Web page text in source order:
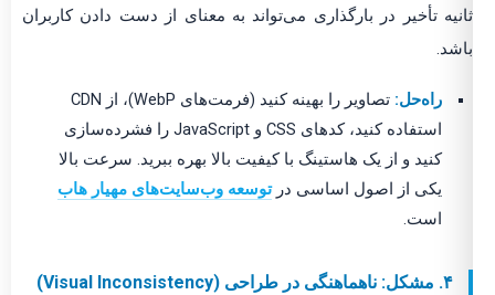
ثانیه تأخیر در بارگذاری می‌تواند به معنای از دست دادن کاربران
باشد.
راه‌حل:
تصاویر را بهینه کنید (فرمت‌های WebP)، از CDN
استفاده کنید، کدهای CSS و JavaScript را فشرده‌سازی
کنید و از یک هاستینگ با کیفیت بالا بهره ببرید. سرعت بالا
یکی از اصول اساسی درتوسعه وب‌سایت‌های مهیار هاب
است.
۴. مشکل: ناهماهنگی در طراحی (Visual Inconsistency)